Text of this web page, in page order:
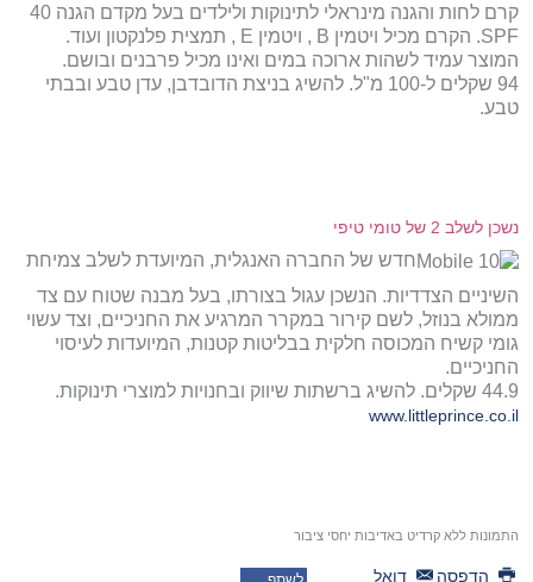
קרם לחות והגנה מינראלי לתינוקות ולילדים בעל מקדם הגנה 40
SPF. הקרם מכיל ויטמין B , ויטמין E , תמצית פלנקטון ועוד.
המוצר עמיד לשהות ארוכה במים ואינו מכיל פרבנים ובושם.
94 שקלים ל-100 מ"ל. להשיג בניצת הדובדבן, עדן טבע ובבתי
טבע.
נשכן לשלב 2 של טומי טיפי
חדש של החברה האנגלית, המיועדת לשלב צמיחת
השיניים הצדדיות. הנשכן עגול בצורתו, בעל מבנה שטוח עם צד
ממולא בנוזל, לשם קירור במקרר המרגיע את החניכיים, וצד עשוי
גומי קשיח המכוסה חלקית בבליטות קטנות, המיועדות לעיסוי
החניכיים.
44.9 שקלים. להשיג ברשתות שיווק ובחנויות למוצרי תינוקות.
www.littleprince.co.il
התמונות ללא קרדיט באדיבות יחסי ציבור
הדפסה דואל